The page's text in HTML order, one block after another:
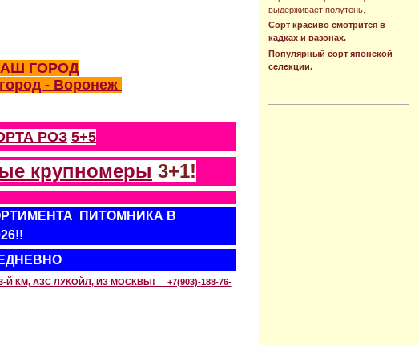
выдерживает полутень.
Сорт красиво смотрится в
кадках и вазонах.
Популярный сорт японской
селекции.
ГОРОД
- Воронеж
РОЗ 5+5
крупномеры 3+1!
ПИТОМНИКА В
КМ, АЗС ЛУКОЙЛ, ИЗ МОСКВЫ! +7(903)-188-76-